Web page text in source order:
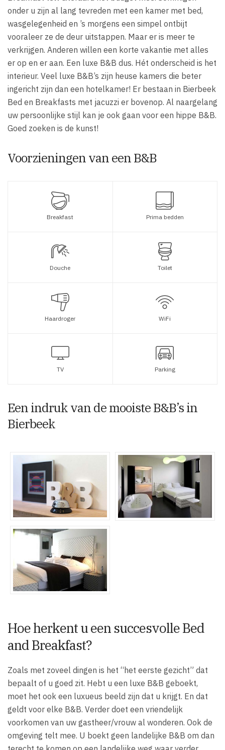
onder u zijn al lang tevreden met een kamer met bed,
wasgelegenheid en ’s morgens een simpel ontbijt
vooraleer ze de deur uitstappen. Maar er is meer te
verkrijgen. Anderen willen een korte vakantie met alles
er op en er aan. Een luxe B&B dus. Hét onderscheid is het
interieur. Veel luxe B&B’s zijn heuse kamers die beter
ingericht zijn dan een hotelkamer! Er bestaan in Bierbeek
Bed en Breakfasts met jacuzzi er bovenop. Al naargelang
uw persoonlijke stijl kan je ook gaan voor een hippe B&B.
Goed zoeken is de kunst!
Voorzieningen van een B&B
Breakfast Prima bedden
Douche Toilet
Haardroger WiFi
TV Parking
Een indruk van de mooiste B&B’s in
Bierbeek
Hoe herkent u een succesvolle Bed
and Breakfast?
Zoals met zoveel dingen is het “het eerste gezicht” dat
bepaalt of u goed zit. Hebt u een luxe B&B geboekt,
moet het ook een luxueus beeld zijn dat u krijgt. En dat
geldt voor elke B&B. Verder doet een vriendelijk
voorkomen van uw gastheer/vrouw al wonderen. Ook de
omgeving telt mee. U boekt geen landelijke B&B om dan